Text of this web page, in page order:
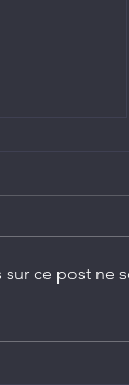
sur ce post ne